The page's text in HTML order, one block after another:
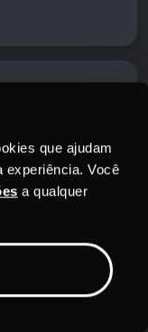
que ajudam
experiência. Você
a qualquer
melhor